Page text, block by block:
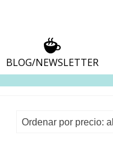
BLOG/NEWSLETTER